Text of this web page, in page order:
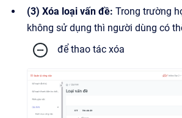
(3) Xóa loại vấn đề: Trong trường
không sử dụng thì người dùng có
để thao tác xóa